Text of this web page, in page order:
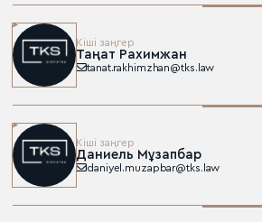
Кіші заңгер
Таңат Рахимжан
tanat.rakhimzhan@tks.law
Кіші заңгер
Даниель Мұзапбар
daniyel.muzapbar@tks.law